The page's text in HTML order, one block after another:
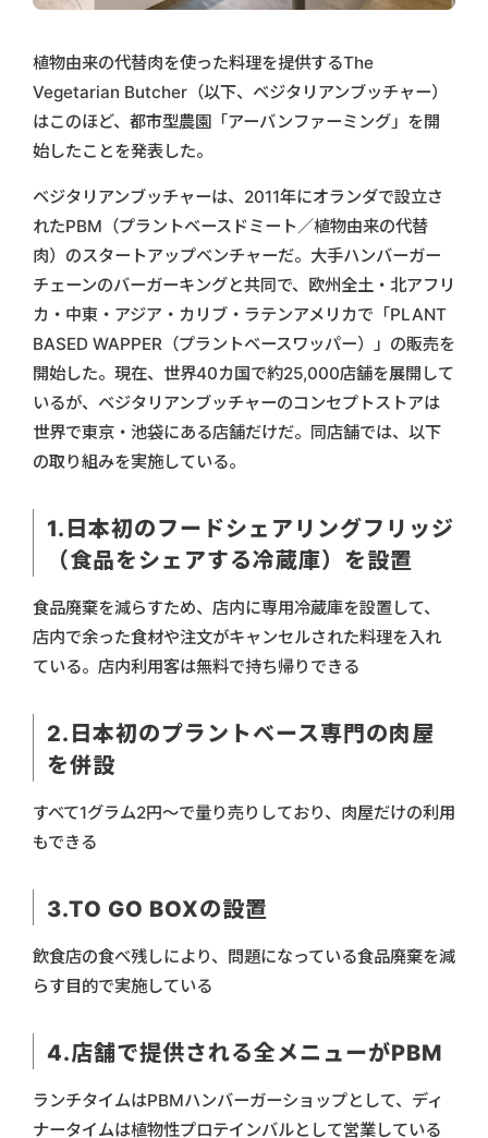
植物由来の代替肉を使った料理を提供するThe
Vegetarian Butcher（以下、ベジタリアンブッチャー）
はこのほど、都市型農園「アーバンファーミング」を開
始したことを発表した。
ベジタリアンブッチャーは、2011年にオランダで設立さ
れたPBM（プラントベースドミート／植物由来の代替
肉）のスタートアップベンチャーだ。大手ハンバーガー
チェーンのバーガーキングと共同で、欧州全土・北アフリ
カ・中東・アジア・カリブ・ラテンアメリカで「PLANT
BASED WAPPER（プラントベースワッパー）」の販売を
開始した。現在、世界40カ国で約25,000店舗を展開して
いるが、ベジタリアンブッチャーのコンセプトストアは
世界で東京・池袋にある店舗だけだ。同店舗では、以下
の取り組みを実施している。
1.日本初のフードシェアリングフリッジ
（食品をシェアする冷蔵庫）を設置
食品廃棄を減らすため、店内に専用冷蔵庫を設置して、
店内で余った食材や注文がキャンセルされた料理を入れ
ている。店内利用客は無料で持ち帰りできる
2.日本初のプラントベース専門の肉屋
を併設
すべて1グラム2円～で量り売りしており、肉屋だけの利用
もできる
3.TO GO BOXの設置
飲食店の食べ残しにより、問題になっている食品廃棄を減
らす目的で実施している
4.店舗で提供される全メニューがPBM
ランチタイムはPBMハンバーガーショップとして、ディ
ナータイムは植物性プロテインバルとして営業している